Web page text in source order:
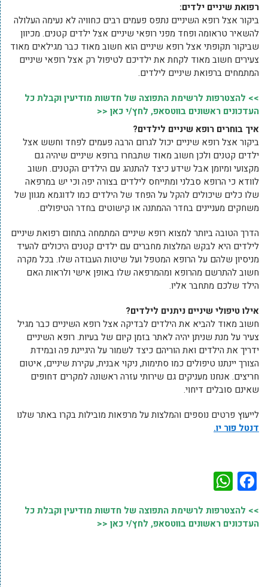
רפואת שיניים ילדים:
ביקור אצל רופא השיניים נתפס פעמים רבים כחוויה לא נעימה העלולה
להשאיר טראומה ופחד מפני רופאי שיניים אצל ילדים קטנים. מכיוון
שביקור תקופתי אצל רופא שיניים הוא חשוב מאוד כבר מגילאים מאוד
צעירים חשוב מאוד לקחת את ילדיכם לטיפול רק אצל רופאי שיניים
המתמחים ברפואת שיניים לילדים.
>> להצטרפות לרשימת התפוצה של חדשות מודיעין וקבלת כל
העדכונים ראשונים בווטסאפ, לחץ/י כאן <<
איך בוחרים רופא שיניים לילדים?
ביקור אצל רופא שיניים יכול לגרום הרבה פעמים לפחד וחשש אצל
ילדים קטנים ולכן חשוב מאוד שתבחרו ברופא שיניים שיהיה גם
מקצועי ומיומן אבל שידע כיצד להתנהג עם הילדים הקטנים. חשוב
לוודא כי הרופא סבלני ומתייחס לילדים בצורה יפה וכי יש במרפאה
שלו כלים שיכולים להקל על הפחד של הילדים כמו לדוגמא מגוון של
משחקים מעניינים בחדר ההמתנה או קישוטים בחדר הטיפולים.
הדרך הטובה ביותר למצוא רופא שיניים המתמחה בתחום רפואת שיניים
לילדים היא לבקש המלצות מחברים עם ילדים קטנים היכולים להעיד
מניסיון שלהם על הרופא המטפל ועל שיטות העבודה שלו. בכל מקרה
חשוב להתרשם מהרופא ומהמרפאה שלו באופן אישי ולראות האם
הילד שלכם מתחבר אליו.
אילו טיפולי שיניים ניתנים לילדים?
חשוב מאוד להביא את הילדים לבדיקה אצל רופא השיניים כבר מגיל
צעיר על מנת שניתן יהיה לאתר בזמן קיום של בעיות. רופא השיניים
ידריך את הילדים ואת הוריהם כיצד לשמור על היגיינת פה ובמידת
הצורך יינתנו טיפולים כמו סתימות, ניקוי אבנית, עקירת שיניים, איטום
חריצים. אנחנו מעניקים גם שירותי עזרה ראשונה למקרים דחופים
שאינם סובלים דיחוי.
לייעוץ פרטים נוספים והמלצות על מרפאות מובילות בקרו באתר שלנו
דנטל פור יו.
Facebook
>> להצטרפות לרשימת התפוצה של חדשות מודיעין וקבלת כל
העדכונים ראשונים בווטסאפ, לחץ/י כאן <<